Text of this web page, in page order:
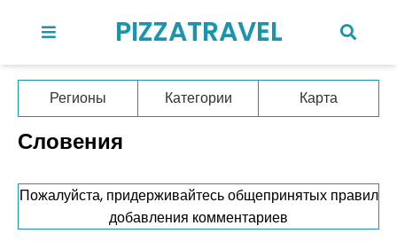
PIZZATRAVEL
Регионы Категории Карта
Словения
Пожалуйста, придерживайтесь общепринятых правил
добавления комментариев